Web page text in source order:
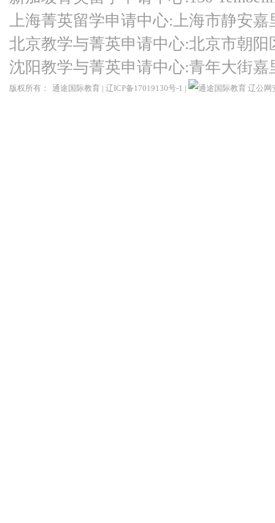
上海菁英留学申请中心:上海市静安嘉
北京教学与菁英申请中心:北京市朝
沈阳教学与菁英申请中心:青年大街
版权所有： 通途国际教育 | 辽ICP备17019130号-1 | 辽公网